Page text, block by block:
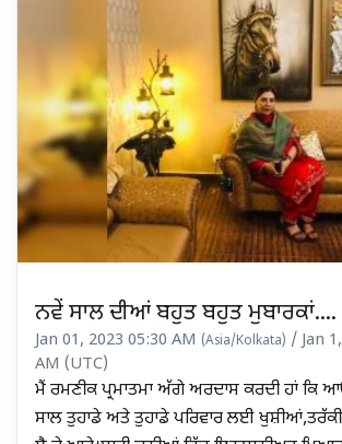
ਨਵੇਂ ਸਾਲ ਦੀਆਂ ਬਹੁਤ ਬਹੁਤ ਮੁਬਾਰਕਾਂ....
Jan 01, 2023 05:30 AM (Asia/Kolkata) / Jan
AM (UTC)
ਮੈਂ ਰਮਣੀਕ ਪ੍ਰਮਾਤਮਾ ਅੱਗੇ ਅਰਦਾਸ ਕਰਦੀ ਹਾਂ ਕਿ
ਸਾਲ ਤੁਹਾਡੇ ਅਤੇ ਤੁਹਾਡੇ ਪਰਿਵਾਰ ਲਈ